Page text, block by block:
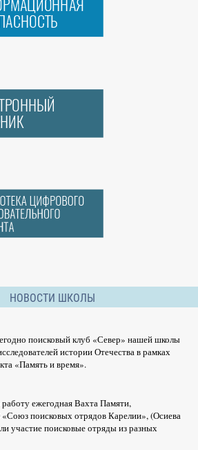
НОВОСТИ ШКОЛЫ
поисковый клуб «Север» нашей школы
истории Отечества в рамках
«Память и время».
ежегодная Вахта Памяти,
поисковых отрядов Карелии», (Осиева
участие поисковые отряды из разных